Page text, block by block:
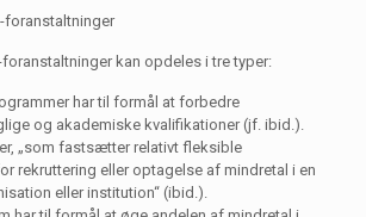
foranstaltninger
kan opdeles i tre typer:
har til formål at forbedre
og akademiske kvalifikationer (jf. ibid.).
„som fastsætter relativt fleksible
rekruttering eller optagelse af mindretal i en
eller institution“ (ibid.).